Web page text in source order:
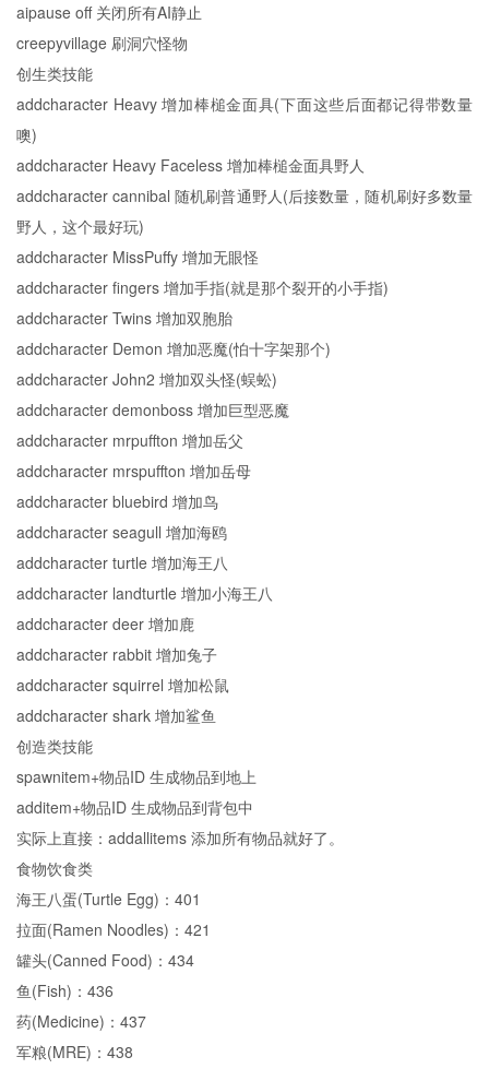
aipause off 关闭所有AI静止
creepyvillage 刷洞穴怪物
创生类技能
addcharacter Heavy 增加棒槌金面具(下面这些后面都记得带数量
噢)
addcharacter Heavy Faceless 增加棒槌金面具野人
addcharacter cannibal 随机刷普通野人(后接数量，随机刷好多数量
野人，这个最好玩)
addcharacter MissPuffy 增加无眼怪
addcharacter fingers 增加手指(就是那个裂开的小手指)
addcharacter Twins 增加双胞胎
addcharacter Demon 增加恶魔(怕十字架那个)
addcharacter John2 增加双头怪(蜈蚣)
addcharacter demonboss 增加巨型恶魔
addcharacter mrpuffton 增加岳父
addcharacter mrspuffton 增加岳母
addcharacter bluebird 增加鸟
addcharacter seagull 增加海鸥
addcharacter turtle 增加海王八
addcharacter landturtle 增加小海王八
addcharacter deer 增加鹿
addcharacter rabbit 增加兔子
addcharacter squirrel 增加松鼠
addcharacter shark 增加鲨鱼
创造类技能
spawnitem+物品ID 生成物品到地上
additem+物品ID 生成物品到背包中
实际上直接：addallitems 添加所有物品就好了。
食物饮食类
海王八蛋(Turtle Egg)：401
拉面(Ramen Noodles)：421
罐头(Canned Food)：434
鱼(Fish)：436
药(Medicine)：437
军粮(MRE)：438